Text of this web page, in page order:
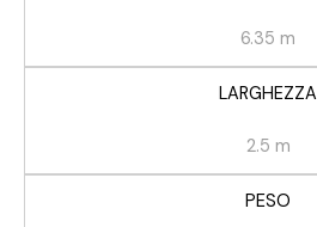
6.35 m
LARGHEZZA
2.5 m
PESO